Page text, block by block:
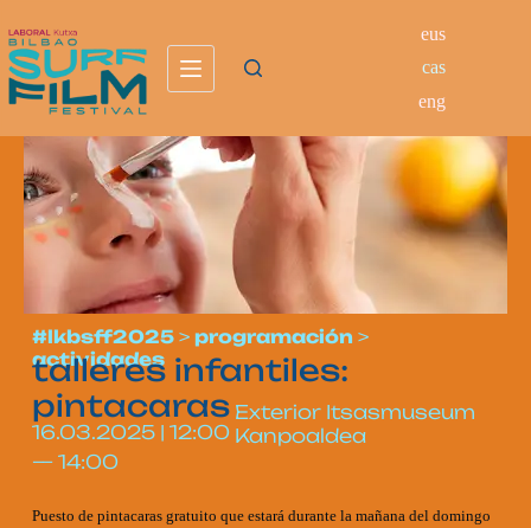
eus
cas
eng
#lkbsff2025 > programación >
actividades
talleres infantiles:
pintacaras
16.03.2025 | 12:00
— 14:00
Exterior Itsasmuseum
Kanpoaldea
Puesto de pintacaras gratuito que estará durante la mañana del domingo